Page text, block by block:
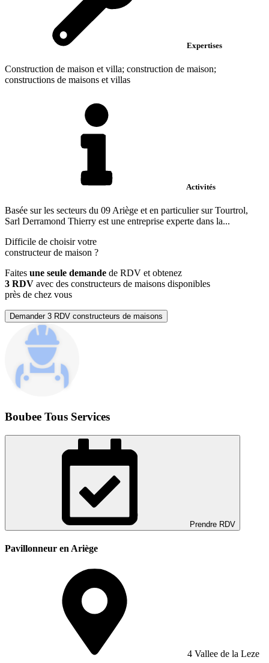
Expertises
Construction de maison et villa; construction de maison;
constructions de maisons et villas
Activités
Basée sur les secteurs du 09 Ariège et en particulier sur Tourtrol,
Sarl Derramond Thierry est une entreprise experte dans la...
Difficile de choisir votre
constructeur de maison ?
Faites une seule demande de RDV et obtenez
3 RDV avec des constructeurs de maisons disponibles
près de chez vous
Demander 3 RDV constructeurs de maisons
Boubee Tous Services
Prendre RDV
Pavillonneur en Ariège
4 Vallee de la Leze